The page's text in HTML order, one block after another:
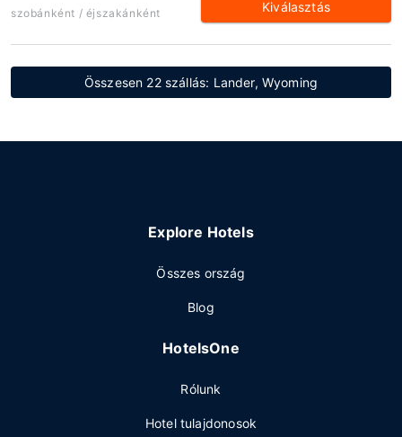
szobánként / éjszakánként Kiválasztás
Összesen 22 szállás: Lander, Wyoming
Explore Hotels
Összes ország
Blog
HotelsOne
Rólunk
Hotel tulajdonosok